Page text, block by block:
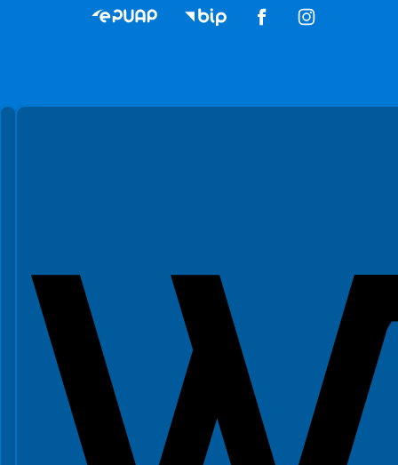
Spełniamy standardy WCAG 2.2
Spełniamy standardy W3C